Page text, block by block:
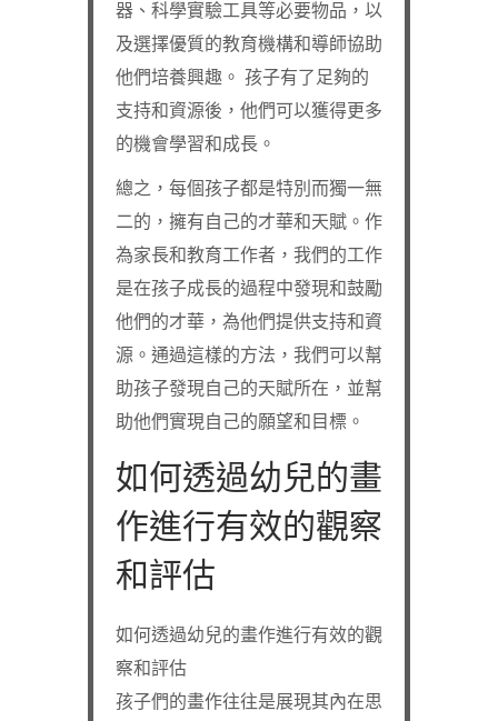
器、科學實驗工具等必要物品，以
及選擇優質的教育機構和導師協助
他們培養興趣。 孩子有了足夠的
支持和資源後，他們可以獲得更多
的機會學習和成長。
總之，每個孩子都是特別而獨一無
二的，擁有自己的才華和天賦。作
為家長和教育工作者，我們的工作
是在孩子成長的過程中發現和鼓勵
他們的才華，為他們提供支持和資
源。通過這樣的方法，我們可以幫
助孩子發現自己的天賦所在，並幫
助他們實現自己的願望和目標。
如何透過幼兒的畫
作進行有效的觀察
和評估
如何透過幼兒的畫作進行有效的觀
察和評估
孩子們的畫作往往是展現其內在思